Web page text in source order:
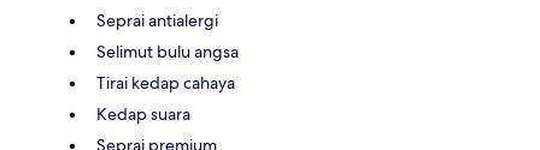
Seprai antialergi
Selimut bulu angsa
Tirai kedap cahaya
Kedap suara
Seprai premium